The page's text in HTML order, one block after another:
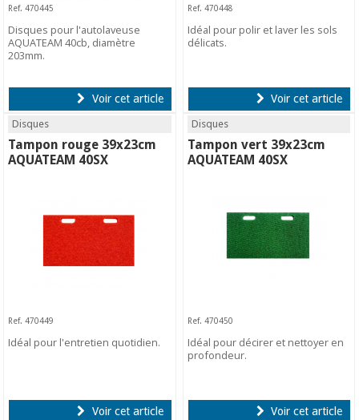
Ref. 470445
Disques pour l'autolaveuse
AQUATEAM 40cb, diamètre
203mm.
Voir cet article
Ref. 470448
Idéal pour polir et laver les sols
délicats.
Voir cet article
Disques
Tampon rouge 39x23cm
AQUATEAM 40SX
Ref. 470449
Idéal pour l'entretien quotidien.
Voir cet article
Disques
Tampon vert 39x23cm
AQUATEAM 40SX
Ref. 470450
Idéal pour décirer et nettoyer en
profondeur.
Voir cet article